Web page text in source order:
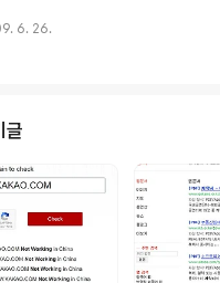
로 주로 연태에서 한명, 청도에서 한명
.. 지난번 다음 상하이 지사의 초청으
길거리의 광고판은 모두 중국어로 되
중국의 다른 도시들과 확 다른 느낌을
습니다. 전에는 그냥 출장으로 와서 호
에 가서 밥 먹고 등등만 체험하고, 상하
습은 크게 관찰하지 못했습니다. 이번
옮기면서 이것저것 느낀점..
6. 26.
글